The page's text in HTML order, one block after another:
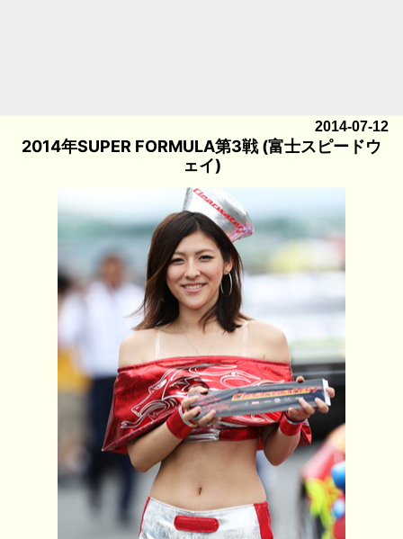
2014-07-12
2014年SUPER FORMULA第3戦 (富士スピードウ
ェイ)